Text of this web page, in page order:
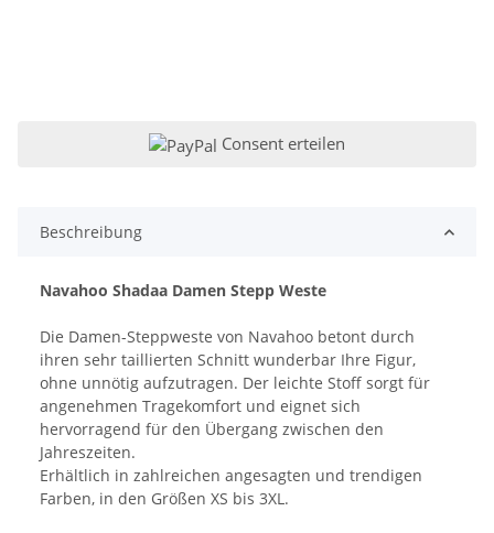
Consent erteilen
Beschreibung
Navahoo Shadaa Damen Stepp Weste
Die Damen-Steppweste von Navahoo betont durch
ihren sehr taillierten Schnitt wunderbar Ihre Figur,
ohne unnötig aufzutragen. Der leichte Stoff sorgt für
angenehmen Tragekomfort und eignet sich
hervorragend für den Übergang zwischen den
Jahreszeiten.
Erhältlich in zahlreichen angesagten und trendigen
Farben, in den Größen XS bis 3XL.